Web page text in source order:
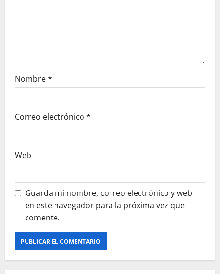
t
r
a
d
a
s
Nombre*
Correo electrónico *
Web
Guarda mi nombre, correo electrónico y web
en este navegador para la próxima vez que
comente.